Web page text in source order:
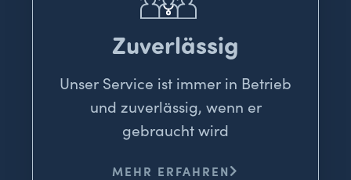
Zuverlässig
Unser Service ist immer in Betrieb
und zuverlässig, wenn er
gebraucht wird
MEHR ERFAHREN